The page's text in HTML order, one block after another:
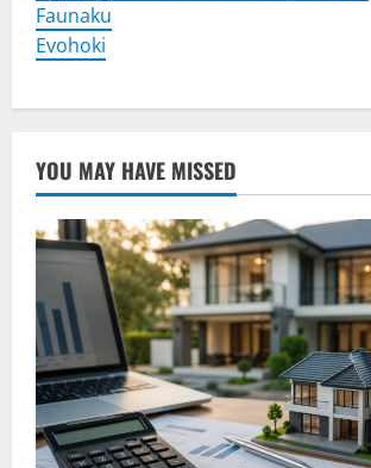
Faunaku
Evohoki
YOU MAY HAVE MISSED